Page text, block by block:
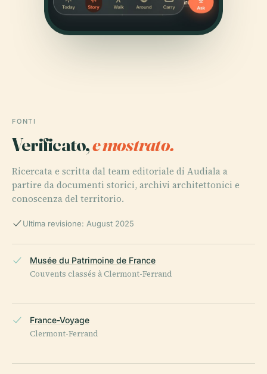
FONTI
Verificato,e mostrato.
Ricercata e scritta dal team editoriale di Audiala a
partire da documenti storici, archivi architettonici e
conoscenza del territorio.
Ultima revisione: August 2025
Musée du Patrimoine de France
Couvents classés à Clermont-Ferrand
France-Voyage
Clermont-Ferrand